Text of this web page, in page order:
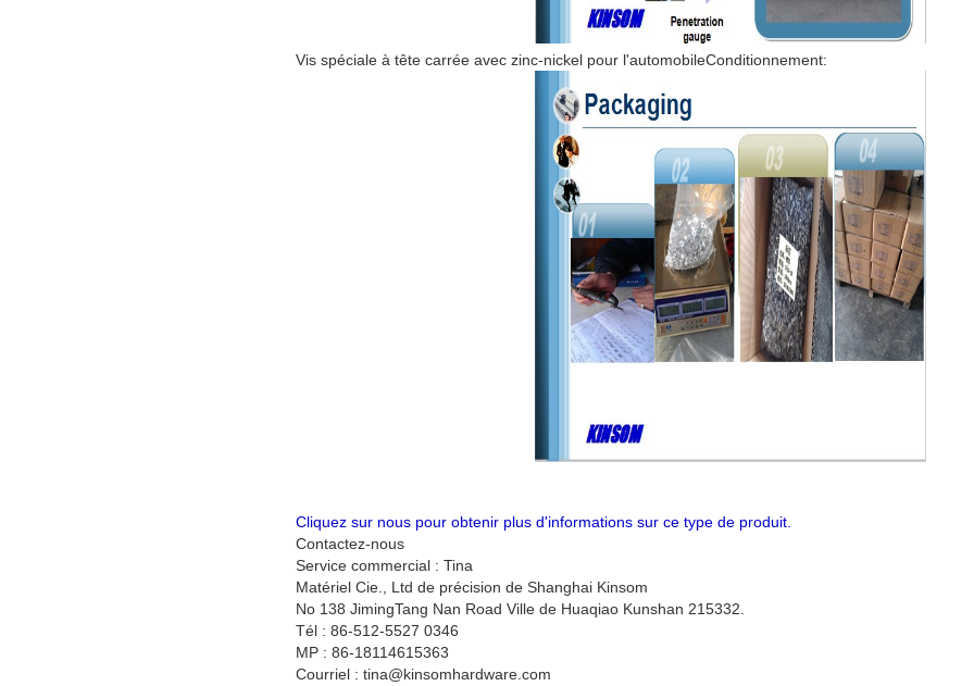
Vis spéciale à tête carrée avec zinc-nickel pour l'automobileConditionnement:
Cliquez sur nous pour obtenir plus d'informations sur ce type de produit.
Contactez-nous
Service commercial : Tina
Matériel Cie., Ltd de précision de Shanghai Kinsom
No 138 JimingTang Nan Road Ville de Huaqiao Kunshan 215332.
Tél : 86-512-5527 0346
MP : 86-18114615363
Courriel : tina@kinsomhardware.com